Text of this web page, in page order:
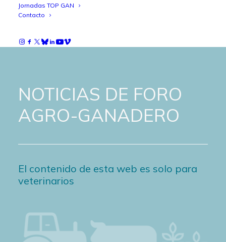
Jornadas TOP GAN
Contacto
NOTICIAS DE FORO
AGRO-GANADERO
El contenido de esta web es solo para
veterinarios